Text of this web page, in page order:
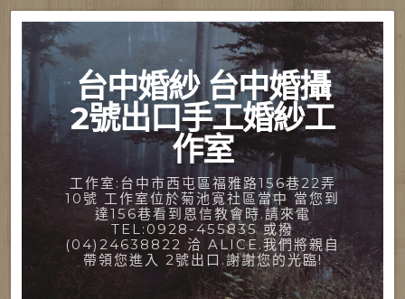
台中婚紗 台中婚攝
2號出口手工婚紗工
作室
工作室:台中市西屯區福雅路156巷22弄
10號 工作室位於菊池寬社區當中 當您到
達156巷看到恩信教會時.請來電
TEL:0928-455835 或撥
(04)24638822 洽 ALICE.我們將親自
帶領您進入 2號出口.謝謝您的光臨!